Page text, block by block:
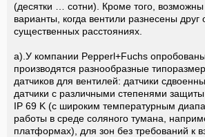
(десятки … сотни). Кроме того, возможны
варианты, когда вентили разнесены друг
существенных расстояниях.
а).У компании Pepperl+Fuchs
производятся разнообразные
датчиков для вентилей: датчики
датчики с различными степенями
IP 69 K (с широким температурным
работы в среде соляного тумана,
платформах), для зон без требований к